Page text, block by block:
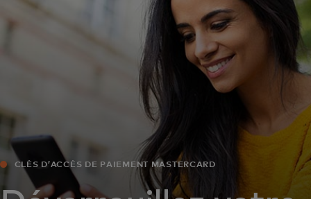
Pour le monde
Pour les innovateurs
Actualités et tendances
CLÉS D’ACCÈS DE PAIEMENT MASTERCARD